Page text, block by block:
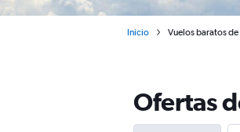
Inicio Vuelos baratos de
Ofertas